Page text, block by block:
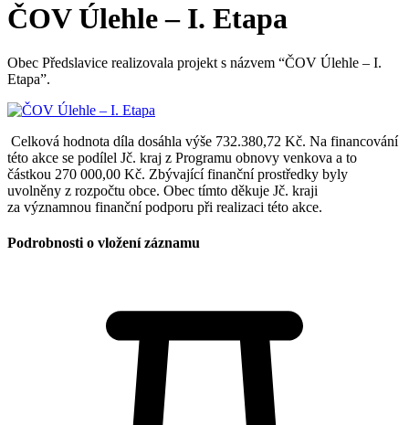
ČOV Úlehle – I. Etapa
Obec Předslavice realizovala projekt s názvem “ČOV Úlehle – I.
Etapa”.
Celková hodnota díla dosáhla výše 732.380,72 Kč. Na financování
této akce se podílel Jč. kraj z Programu obnovy venkova a to
částkou 270 000,00 Kč. Zbývající finanční prostředky byly
uvolněny z rozpočtu obce. Obec tímto děkuje Jč. kraji
za významnou finanční podporu při realizaci této akce.
Podrobnosti o vložení záznamu